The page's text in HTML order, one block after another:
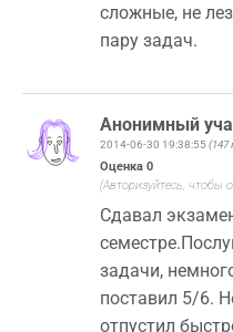
сложные, не
пару задач.
Анонимный
2014-06-30 19:38:55 (147
Оценка 0
(Авторизуйтесь, чтобы
Сдавал
задачи,
поставил 5/6.
отпустил